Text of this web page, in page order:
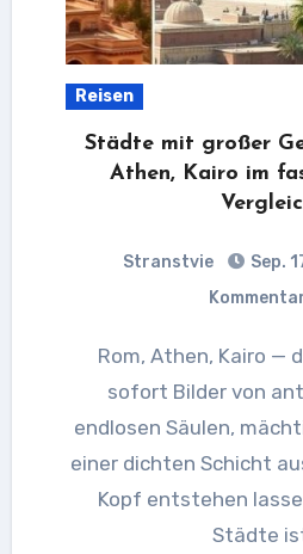
Reisen
Städte mit großer
Athen, Kairo im
Stranstvie Sep.
Rom, Athen, Kairo — drei Namen, die
sofort Bilder von
endlosen Säulen,
einer dichten Schicht
Kopf entstehen
Städte